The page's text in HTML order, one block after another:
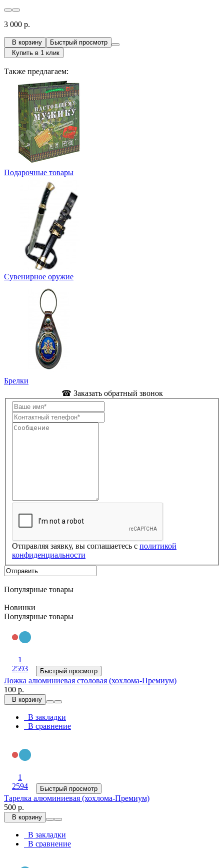
3 000 р.
В корзину
Быстрый просмотр
Купить в 1 клик
Также предлагаем:
Подарочные товары
Сувенирное оружие
Брелки
☎ Заказать обратный звонок
Отправляя заявку, вы соглашаетесь с политикой
конфиденциальности
Популярные товары
Новинки
Популярные товары
1
2593
Быстрый просмотр
Ложка алюминиевая столовая (хохлома-Премиум)
100 р.
В корзину
В закладки
В сравнение
1
2594
Быстрый просмотр
Тарелка алюминиевая (хохлома-Премиум)
500 р.
В корзину
В закладки
В сравнение